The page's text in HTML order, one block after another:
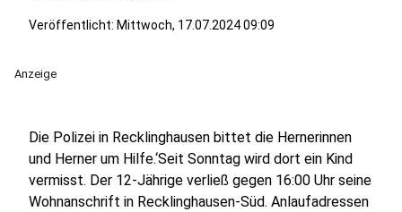
Veröffentlicht: Mittwoch, 17.07.2024 09:09
Anzeige
Die Polizei in Recklinghausen bittet die Hernerinnen
und Herner um Hilfe.‘Seit Sonntag wird dort ein Kind
vermisst. Der 12-Jährige verließ gegen 16:00 Uhr seine
Wohnanschrift in Recklinghausen-Süd. Anlaufadressen